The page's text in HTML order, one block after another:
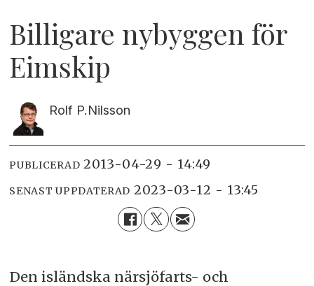
Billigare nybyggen för
Eimskip
Rolf P.Nilsson
PUBLICERAD 2013-04-29 - 14:49
SENAST UPPDATERAD 2023-03-12 - 13:45
Den isländska närsjöfarts- och